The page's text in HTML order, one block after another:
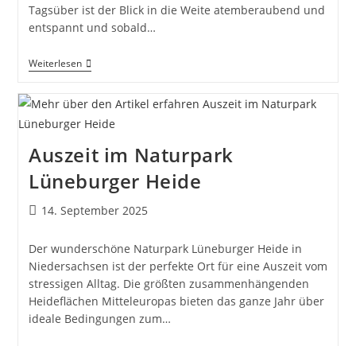
Tagsüber ist der Blick in die Weite atemberaubend und
entspannt und sobald…
WeiterlesenDie
Rhön:
Sterne
Wandern
Auszeit im Naturpark
Lüneburger Heide
Beitrag
14. September 2025
Der wunderschöne Naturpark Lüneburger Heide in
Niedersachsen ist der perfekte Ort für eine Auszeit vom
stressigen Alltag. Die größten zusammenhängenden
Heideflächen Mitteleuropas bieten das ganze Jahr über
ideale Bedingungen zum…